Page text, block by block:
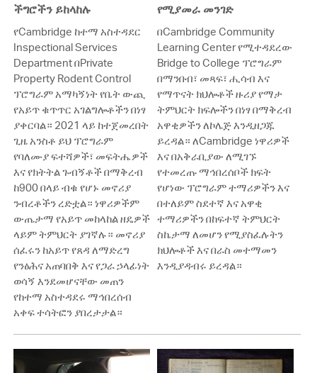
ችግሮችን ይከላከሉ
የCambridge ከተማ አስተዳደር
Inspectional Services
Department በPrivate
Property Rodent Control
ፕሮግራም አማካኝነት የቤት ውጪ
የአይጥ ቁጥጥር አገልግሎቶችን በነፃ
ያቀርባል። 2021 ላይ ከተጀመረበት
ጊዜ አንስቶ ይህ ፕሮግራም
የባለሙያ ፍተሻዎች፣ መፍትሔዎች
እና የክትትል ጉብኝቶች በማቅረብ
ከ900 በላይ ብቁ የሆኑ መኖሪያ
ንብረቶችን ረድቷል። ነዋሪዎችም
ውጤታማ የአይጥ መከላከል ዘዴዎች
ላይም ትምህርት ያገኛሉ። መኖሪያ
ሰፈሩን ከአይጥ የጸዳ ለማድረግ
የንፅሕና አጠባበቅ እና የጋራ ኃላፊነት
ወሳኝ እንደመሆናቸው መጠን
የከተማ አስተዳደሩ ማኅበረሰብ
አቀፍ ተሳትፎን ያበረታታል።
የሚያመራ መንገድ
በCambridge Community
Learning Center የሚተዳደረው
Bridge to College ፕሮግራም
በማንበብ፣ መጻፍ፣ ሒሳብ እና
የማጥናት ክህሎቶች ዙሪያ የማታ
ትምህርት ክፍሎችን በነፃ በማቅረብ
አዋቂዎችን ለኮሌጅ እንዲዘጋጁ
ይረዳል። ለCambridge ነዋሪዎች
እና በአቅራቢያው ለሚገኙ
የተመረጡ ማኅበረሰቦች ክፍት
የሆነው ፕሮግራም ተማሪዎችን እና
በተለይም ስደተኛ እና አዋቂ
ተማሪዎችን በከፍተኛ ትምህርት
ስኬታማ ለመሆን የሚያስፈሉትን
ክህሎቶች እና በራስ መተማመን
እንዲያዳብሩ ይረዳል።